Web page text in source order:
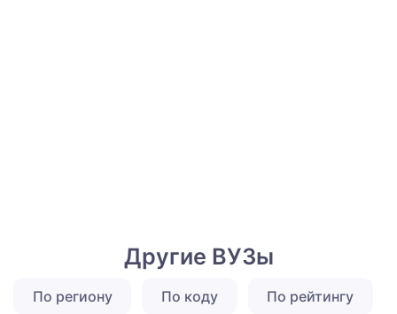
Другие ВУЗы
По региону По коду По рейтингу